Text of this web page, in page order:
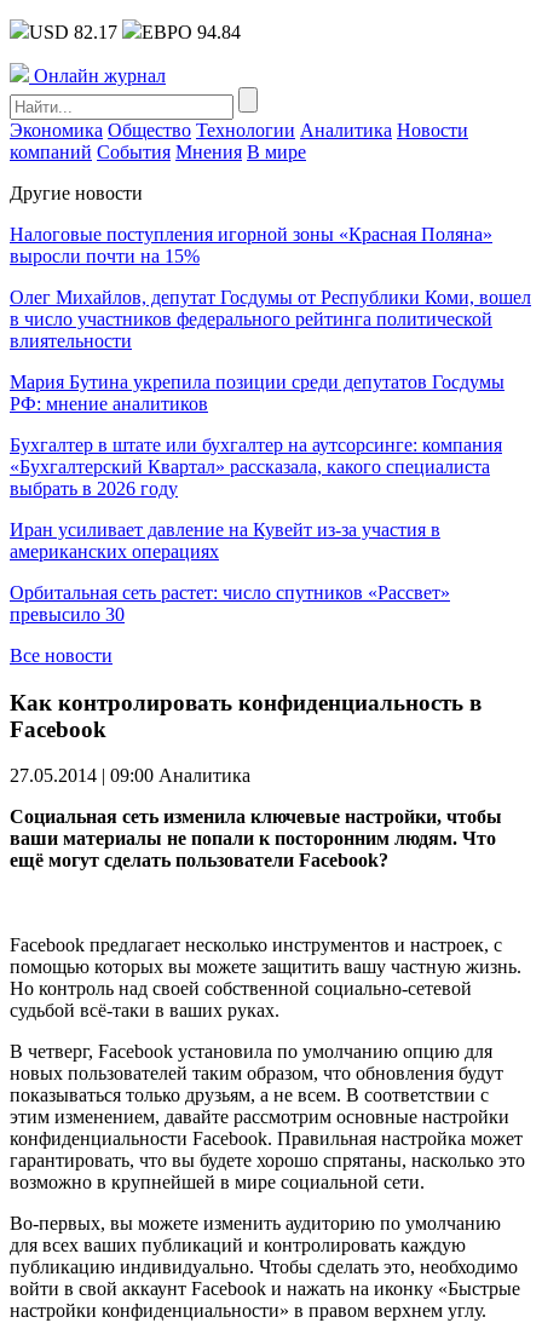
USD 82.17 ЕВРО 94.84
Онлайн журнал
Экономика Общество Технологии Аналитика Новости
компаний События Мнения В мире
Другие новости
Налоговые поступления игорной зоны «Красная Поляна»
выросли почти на 15%
Олег Михайлов, депутат Госдумы от Республики Коми, вошел
в число участников федерального рейтинга политической
влиятельности
Мария Бутина укрепила позиции среди депутатов Госдумы
РФ: мнение аналитиков
Бухгалтер в штате или бухгалтер на аутсорсинге: компания
«Бухгалтерский Квартал» рассказала, какого специалиста
выбрать в 2026 году
Иран усиливает давление на Кувейт из-за участия в
американских операциях
Орбитальная сеть растет: число спутников «Рассвет»
превысило 30
Все новости
Как контролировать конфиденциальность в
Facebook
27.05.2014 | 09:00 Аналитика
Социальная сеть изменила ключевые настройки, чтобы
ваши материалы не попали к посторонним людям. Что
ещё могут сделать пользователи Facebook?
Facebook предлагает несколько инструментов и настроек, с
помощью которых вы можете защитить вашу частную жизнь.
Но контроль над своей собственной социально-сетевой
судьбой всё-таки в ваших руках.
В четверг, Facebook установила по умолчанию опцию для
новых пользователей таким образом, что обновления будут
показываться только друзьям, а не всем. В соответствии с
этим изменением, давайте рассмотрим основные настройки
конфиденциальности Facebook. Правильная настройка может
гарантировать, что вы будете хорошо спрятаны, насколько это
возможно в крупнейшей в мире социальной сети.
Во-первых, вы можете изменить аудиторию по умолчанию
для всех ваших публикаций и контролировать каждую
публикацию индивидуально. Чтобы сделать это, необходимо
войти в свой аккаунт Facebook и нажать на иконку «Быстрые
настройки конфиденциальности» в правом верхнем углу.